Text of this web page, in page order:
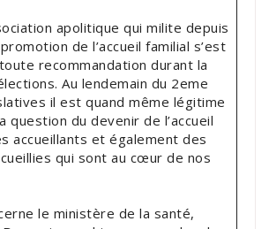
apolitique qui milite depuis
de l’accueil familial s’est
recommandation durant la
Au lendemain du 2eme
il est quand même légitime
question du devenir de l’accueil
accueillants et également des
qui sont au cœur de nos
le ministère de la santé,